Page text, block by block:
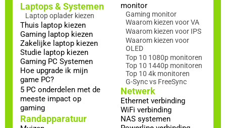
Laptops & Systemen
Laptop oplader kiezen
Thuis laptop kiezen
Gaming laptop kiezen
Zakelijke laptop kiezen
Studie laptop kiezen
Gaming PC Systemen
Hoe upgrade ik mijn
game PC?
5 PC onderdelen met de
meeste impact op
gaming
Randapparatuur
monitor
Gaming monitor
Waarom kiezen voor VA
Waarom kiezen voor IPS
Waarom kiezen voor
OLED
Top 10 1080p monitoren
Top 10 1440p monitoren
Top 10 4k monitoren
G-Sync vs FreeSync
Netwerk
Ethernet verbinding
WiFi verbinding
NAS systemen